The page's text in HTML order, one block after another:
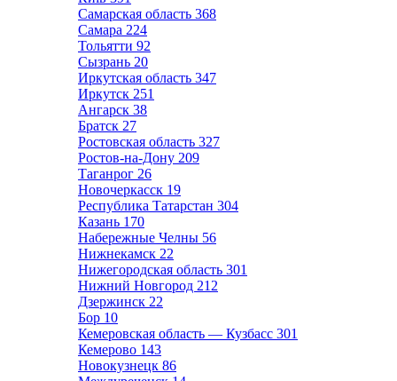
Самарская область 368
Самара 224
Тольятти 92
Сызрань 20
Иркутская область 347
Иркутск 251
Ангарск 38
Братск 27
Ростовская область 327
Ростов-на-Дону 209
Таганрог 26
Новочеркасск 19
Республика Татарстан 304
Казань 170
Набережные Челны 56
Нижнекамск 22
Нижегородская область 301
Нижний Новгород 212
Дзержинск 22
Бор 10
Кемеровская область — Кузбасс 301
Кемерово 143
Новокузнецк 86